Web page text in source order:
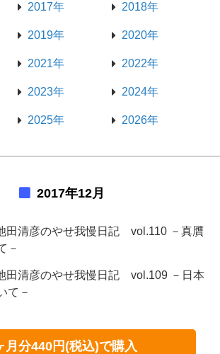
2017年 2018年
2019年 2020年
2021年 2022年
2023年 2024年
2025年 2026年
2017年12月
田清彦のやせ我慢日記 vol.110 －真贋
－
田清彦のやせ我慢日記 vol.109 －日本
て－
月分440円(税込)で購入